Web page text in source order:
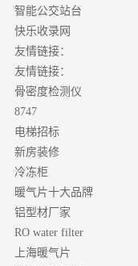
智能公交站台
快乐收录网
友情链接：
友情链接：
骨密度检测仪
8747
电梯招标
新房装修
冷冻柜
暖气片十大品牌
铝型材厂家
RO water filter
上海暖气片